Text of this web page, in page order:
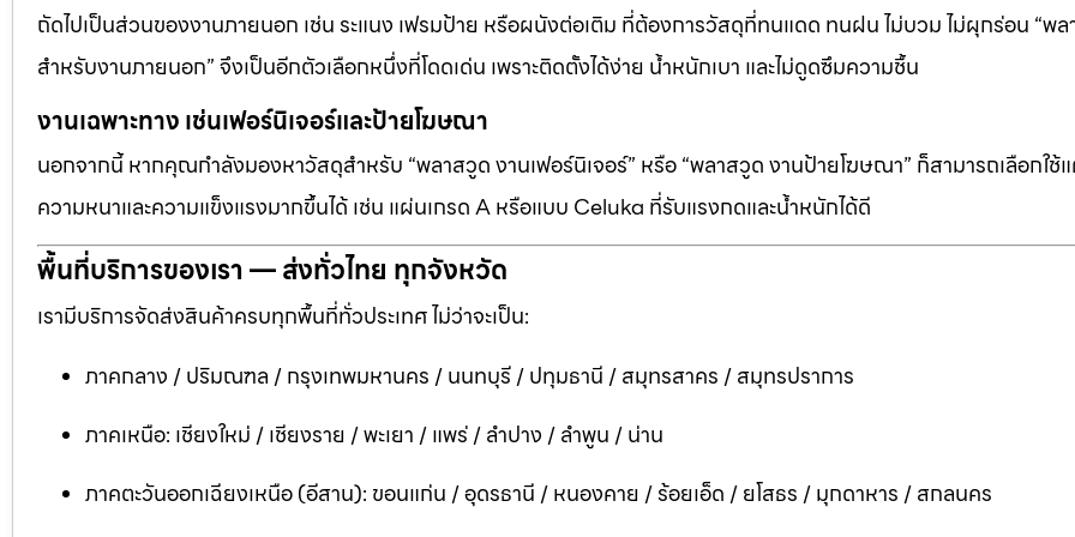
ถัดไปเป็นส่วนของงานภายนอก เช่น ระแนง เฟรมป้าย หรือผนังต่อเติม ที่ต้องการวัสดุที่ทนแดด ทนฝน ไม่บวม ไม่ผุกร่อน “พ
สำหรับงานภายนอก” จึงเป็นอีกตัวเลือกหนึ่งที่โดดเด่น เพราะติดตั้งได้ง่าย น้ำหนักเบา และไม่ดูดซึมความชื้น
งานเฉพาะทาง เช่นเฟอร์นิเจอร์และป้ายโฆษณา
นอกจากนี้ หากคุณกำลังมองหาวัสดุสำหรับ “พลาสวูด งานเฟอร์นิเจอร์” หรือ “พลาสวูด งานป้ายโฆษณา” ก็สามารถเลือกใช้
ความหนาและความแข็งแรงมากขึ้นได้ เช่น แผ่นเกรด A หรือแบบ Celuka ที่รับแรงกดและน้ำหนักได้ดี
พื้นที่บริการของเรา — ส่งทั่วไทย ทุกจังหวัด
เรามีบริการจัดส่งสินค้าครบทุกพื้นที่ทั่วประเทศ ไม่ว่าจะเป็น:
ภาคกลาง / ปริมณฑล / กรุงเทพมหานคร / นนทบุรี / ปทุมธานี / สมุทรสาคร / สมุทรปราการ
ภาคเหนือ: เชียงใหม่ / เชียงราย / พะเยา / แพร่ / ลำปาง / ลำพูน / น่าน
ภาคตะวันออกเฉียงเหนือ (อีสาน): ขอนแก่น / อุดรธานี / หนองคาย / ร้อยเอ็ด / ยโสธร / มุกดาหาร / สกลนคร